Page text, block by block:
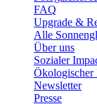
FAQ
Upgrade &
Alle
Über uns
Sozialer
Ökologischer
Newsletter
Presse